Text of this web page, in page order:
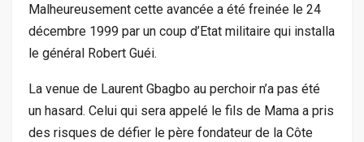
Malheureusement cette avancée a été freinée le 24
décembre 1999 par un coup d’Etat militaire qui installa
le général Robert Guéi.
La venue de Laurent Gbagbo au perchoir n’a pas été
un hasard. Celui qui sera appelé le fils de Mama a pris
des risques de défier le père fondateur de la Côte